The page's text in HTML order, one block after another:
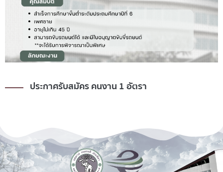
ประกาศรับสมัคร คนงาน 1 อัตรา